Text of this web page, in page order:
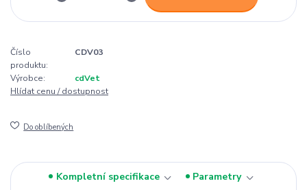
Číslo
produktu:
CDV03
Výrobce:
cdVet
Hlídat cenu / dostupnost
Do oblíbených
Kompletní specifikace
Parametry